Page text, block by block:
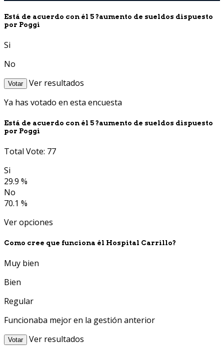
Está de acuerdo con él 5 ?aumento de sueldos dispuesto
por Poggi
Si
No
Votar
Ver resultados
Ya has votado en esta encuesta
Está de acuerdo con él 5 ?aumento de sueldos dispuesto
por Poggi
Total Vote: 77
Si
29.9 %
No
70.1 %
Ver opciones
Como cree que funciona él Hospital Carrillo?
Muy bien
Bien
Regular
Funcionaba mejor en la gestión anterior
Votar
Ver resultados